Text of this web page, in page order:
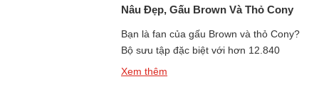
Nâu Đẹp, Gấu Brown Và Thỏ Cony
Bạn là fan của gấu Brown và thỏ Cony?
Bộ sưu tập đặc biệt với hơn 12.840
hình nền gấu Brown cute, đẹp, sắc nét
Xem thêm